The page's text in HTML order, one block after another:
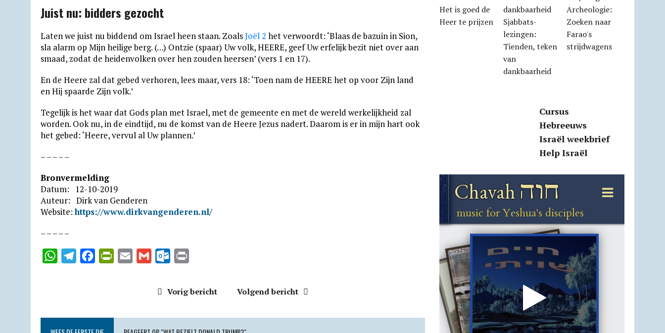
Juist nu: bidders gezocht
Laten we juist nu biddend om Israel heen staan. ZoalsJoël 2 het verwoordt: ‘Blaas de bazuin in Sion,
sla alarm op Mijn heilige berg. (…) Ontzie (spaar) Uw volk, HEERE, geef Uw erfelijk bezit niet over aan
smaad, zodat de heidenvolken over hen zouden heersen’ (vers 1 en 17).
En de Heere zal dat gebed verhoren, lees maar, vers 18: ‘Toen nam de HEERE het op voor Zijn land
en Hij spaarde Zijn volk.’
Tegelijk is het waar dat Gods plan met Israel, met de gemeente en met de wereld werkelijkheid zal
worden. Ook nu, in de eindtijd, nu de komst van de Heere Jezus nadert. Daarom is er in mijn hart ook
het gebed: ‘Heere, vervul al Uw plannen.’
– – – – –
Bronvermelding
Datum: 12-10-2019
Auteur: Dirk van Genderen
Website:https://www.dirkvangenderen.nl/
– – – – –
W
s
A
T
g
r
b
o
t
l
l
o
o
t
Vorig bericht Volgend bericht
Het is goed de
Heer te prijzen
Sjabbats­
lezingen:
Tienden, teken
van
dankbaarheid
Archeologie:
Zoeken naar
Farao's
strijdwagens
Cursus
Hebreeuws
Israël weekbrief
Help Israël